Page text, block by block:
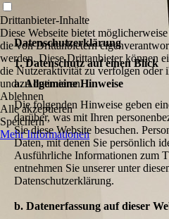
Datenschutzerklärung
1. Datenschutz auf einen Blick
a. Allgemeine Hinweise
Die folgenden Hinweise geben
darüber, was mit Ihren
Sie diese Website besuchen.
Daten, mit denen Sie persönlich
Ausführliche Informationen zum
entnehmen Sie unserer unter
Datenschutzerklärung.
b. Datenerfassung auf dieser
Drittanbieter-Inhalte
Diese Webseite bietet
die von Drittanbietern
werden. Diese Drittanbieter können
die Nutzeraktivität zu verfolgen oder
und zu optimieren.
Ablehnen
Alle akzeptieren
Speichern
Mehr Informationen